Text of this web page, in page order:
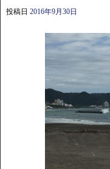
投稿日 2016年9月30日